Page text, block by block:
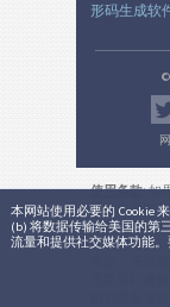
本网站使用必要的 Cookie
(b) 将数据传输给美国的第
流量和提供社交媒体功能
形码生成软
©
使用条款: 如
的输出是在
允许用于法
务的功能性
无需另行通
的书面批准